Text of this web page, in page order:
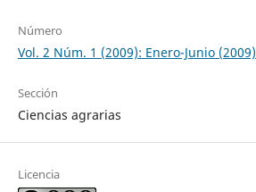
Número
Vol. 2 Núm. 1 (2009): Enero-Junio (2009)
Sección
Ciencias agrarias
Licencia